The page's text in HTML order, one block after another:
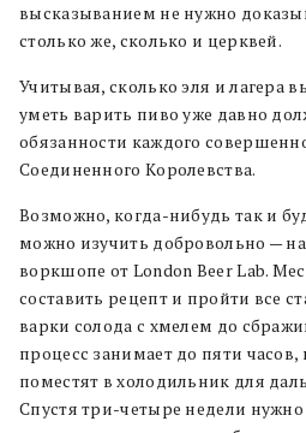
высказыванием не нужно
столько же, сколько и церквей.
Учитывая, сколько эля и лагера
уметь варить пиво уже давно
обязанности каждого
Соединенного Королевства.
Возможно, когда-нибудь так и
можно изучить добровольно —
воркшопе от London Beer Lab.
составить рецепт и пройти все
варки солода с хмелем до
процесс занимает до пяти часов,
поместят в холодильник для
Спустя три-четыре недели нужно